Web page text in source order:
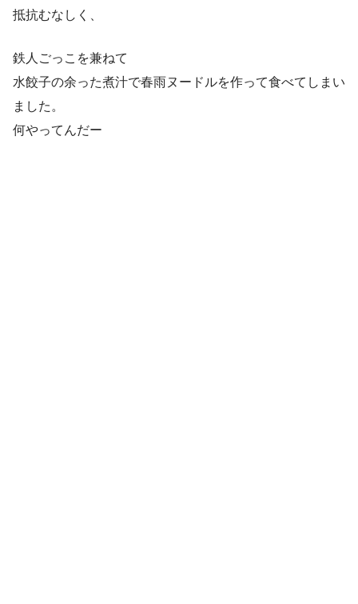
抵抗むなしく、
鉄人ごっこを兼ねて
水餃子の余った煮汁で春雨ヌードルを作って食べてしまい
ました。
何やってんだー